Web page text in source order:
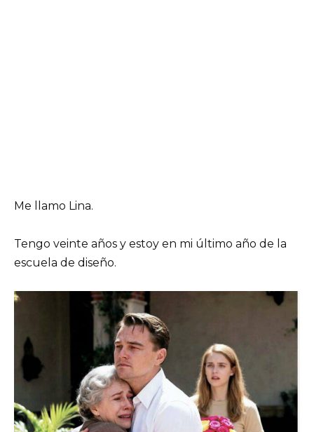
Me llamo Lina.
Tengo veinte años y estoy en mi último año de la
escuela de diseño.